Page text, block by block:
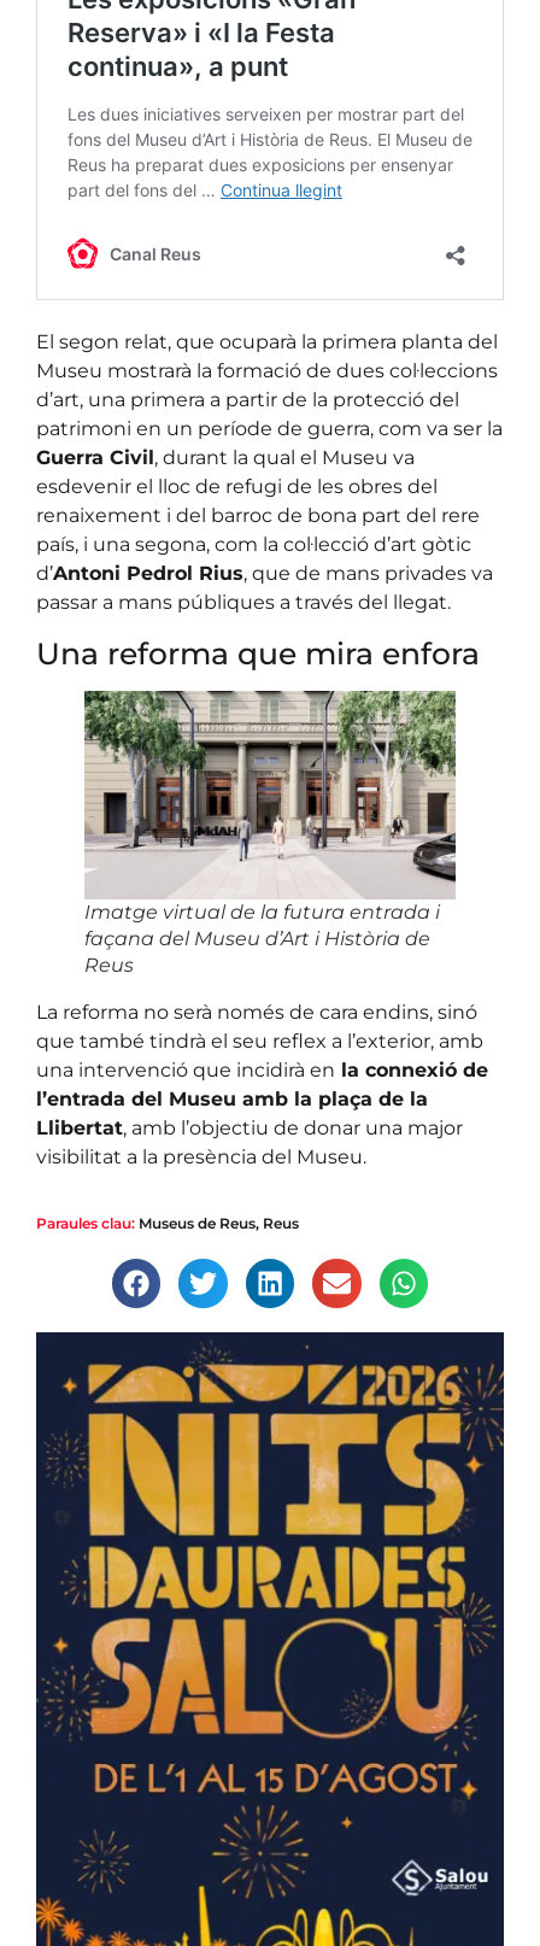
El segon relat, que ocuparà la primera planta del
Museu mostrarà la formació de dues col·leccions
d’art, una primera a partir de la protecció del
patrimoni en un període de guerra, com va ser la
Guerra Civil, durant la qual el Museu va
esdevenir el lloc de refugi de les obres del
renaixement i del barroc de bona part del rere
país, i una segona, com la col·lecció d’art gòtic
d’Antoni Pedrol Rius, que de mans privades va
passar a mans públiques a través del llegat.
Una reforma que mira enfora
Imatge virtual de la futura entrada i
façana del Museu d’Art i Història de
Reus
La reforma no serà només de cara endins, sinó
que també tindrà el seu reflex a l’exterior, amb
una intervenció que incidirà en la connexió de
l’entrada del Museu amb la plaça de la
Llibertat, amb l’objectiu de donar una major
visibilitat a la presència del Museu.
Paraules clau: Museus de Reus, Reus